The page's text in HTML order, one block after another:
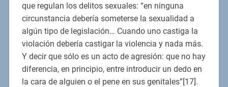
que regulan los delitos sexuales: “en ninguna
circunstancia debería someterse la sexualidad a
algún tipo de legislación… Cuando uno castiga la
violación debería castigar la violencia y nada más.
Y decir que sólo es un acto de agresión: que no hay
diferencia, en principio, entre introducir un dedo en
la cara de alguien o el pene en sus genitales”[17].